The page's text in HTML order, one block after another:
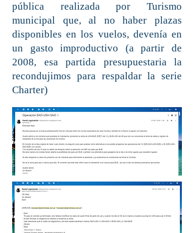
pública realizada por Turismo
municipal que, al no haber plazas
disponibles en los vuelos, devenía en
un gasto improductivo (a partir de
2008, esa partida presupuestaria la
recondujimos para respaldar la serie
Charter)